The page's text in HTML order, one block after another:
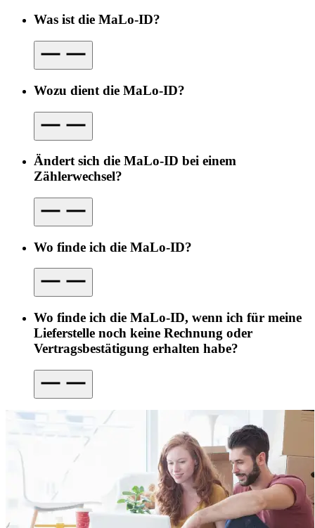
Was ist die MaLo-ID?
Wozu dient die MaLo-ID?
Ändert sich die MaLo-ID bei einem
Zählerwechsel?
Wo finde ich die MaLo-ID?
Wo finde ich die MaLo-ID, wenn ich für meine
Lieferstelle noch keine Rechnung oder
Vertragsbestätigung erhalten habe?